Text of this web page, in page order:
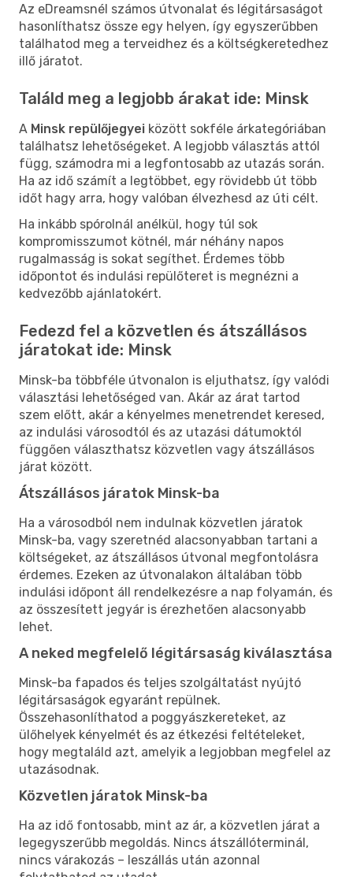
Az eDreamsnél számos útvonalat és légitársaságot
hasonlíthatsz össze egy helyen, így egyszerűbben
találhatod meg a terveidhez és a költségkeretedhez
illő járatot.
Találd meg a legjobb árakat ide: Minsk
A Minsk repülőjegyei között sokféle árkategóriában
találhatsz lehetőségeket. A legjobb választás attól
függ, számodra mi a legfontosabb az utazás során.
Ha az idő számít a legtöbbet, egy rövidebb út több
időt hagy arra, hogy valóban élvezhesd az úti célt.
Ha inkább spórolnál anélkül, hogy túl sok
kompromisszumot kötnél, már néhány napos
rugalmasság is sokat segíthet. Érdemes több
időpontot és indulási repülőteret is megnézni a
kedvezőbb ajánlatokért.
Fedezd fel a közvetlen és átszállásos
járatokat ide: Minsk
Minsk-ba többféle útvonalon is eljuthatsz, így valódi
választási lehetőséged van. Akár az árat tartod
szem előtt, akár a kényelmes menetrendet keresed,
az indulási városodtól és az utazási dátumoktól
függően választhatsz közvetlen vagy átszállásos
járat között.
Átszállásos járatok Minsk-ba
Ha a városodból nem indulnak közvetlen járatok
Minsk-ba, vagy szeretnéd alacsonyabban tartani a
költségeket, az átszállásos útvonal megfontolásra
érdemes. Ezeken az útvonalakon általában több
indulási időpont áll rendelkezésre a nap folyamán, és
az összesített jegyár is érezhetően alacsonyabb
lehet.
A neked megfelelő légitársaság kiválasztása
Minsk-ba fapados és teljes szolgáltatást nyújtó
légitársaságok egyaránt repülnek.
Összehasonlíthatod a poggyászkereteket, az
ülőhelyek kényelmét és az étkezési feltételeket,
hogy megtaláld azt, amelyik a legjobban megfelel az
utazásodnak.
Közvetlen járatok Minsk-ba
Ha az idő fontosabb, mint az ár, a közvetlen járat a
legegyszerűbb megoldás. Nincs átszállóterminál,
nincs várakozás – leszállás után azonnal